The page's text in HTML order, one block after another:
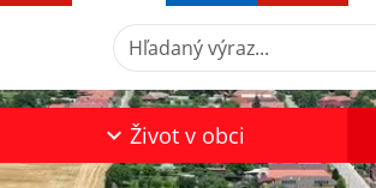
Hľadaný výraz...
Život v obci